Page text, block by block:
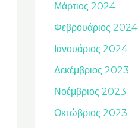
Μάρτιος 2024
Φεβρουάριος 2024
Ιανουάριος 2024
Δεκέμβριος 2023
Νοέμβριος 2023
Οκτώβριος 2023